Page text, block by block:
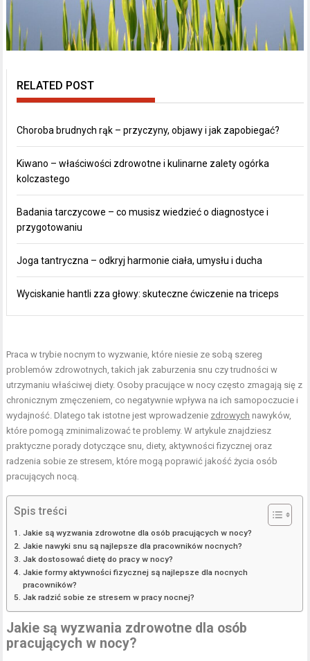
RELATED POST
Choroba brudnych rąk – przyczyny, objawy i jak zapobiegać?
Kiwano – właściwości zdrowotne i kulinarne zalety ogórka
kolczastego
Badania tarczycowe – co musisz wiedzieć o diagnostyce i
przygotowaniu
Joga tantryczna – odkryj harmonie ciała, umysłu i ducha
Wyciskanie hantli zza głowy: skuteczne ćwiczenie na triceps
Praca w trybie nocnym to wyzwanie, które niesie ze sobą szereg
problemów zdrowotnych, takich jak zaburzenia snu czy trudności w
utrzymaniu właściwej diety. Osoby pracujące w nocy często zmagają się z
chronicznym zmęczeniem, co negatywnie wpływa na ich samopoczucie i
wydajność. Dlatego tak istotne jest wprowadzenie zdrowych nawyków,
które pomogą zminimalizować te problemy. W artykule znajdziesz
praktyczne porady dotyczące snu, diety, aktywności fizycznej oraz
radzenia sobie ze stresem, które mogą poprawić jakość życia osób
pracujących nocą.
Spis treści
Jakie są wyzwania zdrowotne dla osób pracujących w nocy?
Jakie nawyki snu są najlepsze dla pracowników nocnych?
Jak dostosować dietę do pracy w nocy?
Jakie formy aktywności fizycznej są najlepsze dla nocnych
pracowników?
Jak radzić sobie ze stresem w pracy nocnej?
Jakie są wyzwania zdrowotne dla osób
pracujących w nocy?